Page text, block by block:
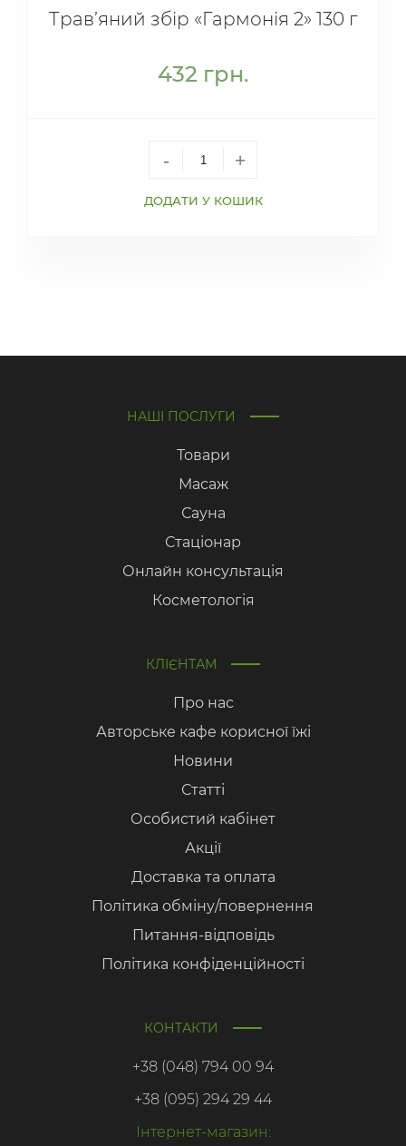
Трав’яний збір «Гармонія 2» 130 г
432 грн.
- +
ДОДАТИ У КОШИК
НАШІ ПОСЛУГИ
Товари
Масаж
Сауна
Стаціонар
Онлайн консультація
Косметологія
КЛІЄНТАМ
Про нас
Авторське кафе корисної їжі
Новини
Статті
Особистий кабінет
Акції
Доставка та оплата
Політика обміну/повернення
Питання-відповідь
Політика конфіденційності
КОНТАКТИ
+38 (048) 794 00 94
+38 (095) 294 29 44
Інтернет-магазин: